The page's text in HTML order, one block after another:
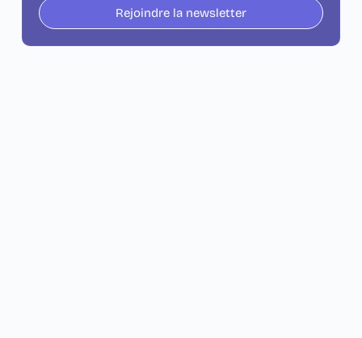
Rejoindre la newsletter